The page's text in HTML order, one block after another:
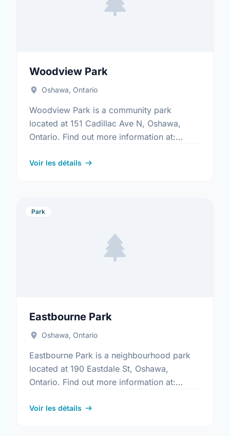
Woodview Park
Oshawa, Ontario
Woodview Park is a community park
located at 151 Cadillac Ave N, Oshawa,
Ontario. Find out more information at:
Voir les détails
Park
Eastbourne Park
Oshawa, Ontario
Eastbourne Park is a neighbourhood park
located at 190 Eastdale St, Oshawa,
Ontario. Find out more information at:
Voir les détails